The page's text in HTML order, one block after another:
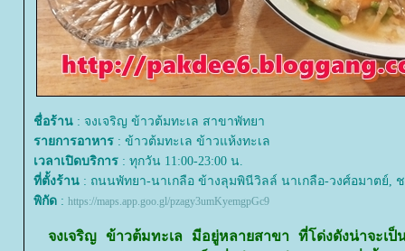
ชื่อร้าน : จงเจริญ ข้าวต้มทะเล สาขาพัทยา
รายการอาหาร : ข้าวต้มทะเล ข้าวแห้งทะเล
เวลาเปิดบริการ : ทุกวัน 11:00-23:00 น.
ที่ตั้งร้าน : ถนนพัทยา-นาเกลือ ข้างลุมพินีวิลล์ นาเกลือ-วงศ์อมาตย์, ช
พิกัด : https://maps.app.goo.gl/pzagy3umKyemgpGc9
จงเจริญ ข้าวต้มทะเล มีอยู่หลายสาขา ที่โด่งดังน่าจะเ